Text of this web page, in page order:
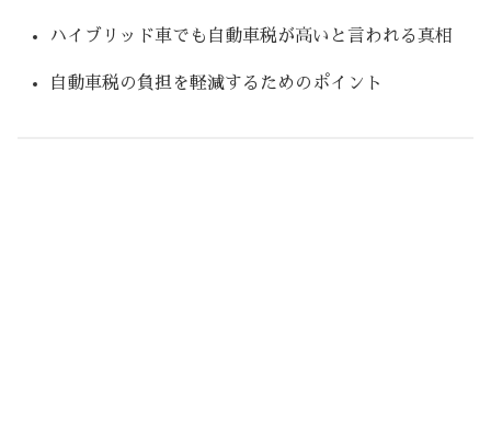
ハイブリッド車でも自動車税が高いと言われる真相
自動車税の負担を軽減するためのポイント